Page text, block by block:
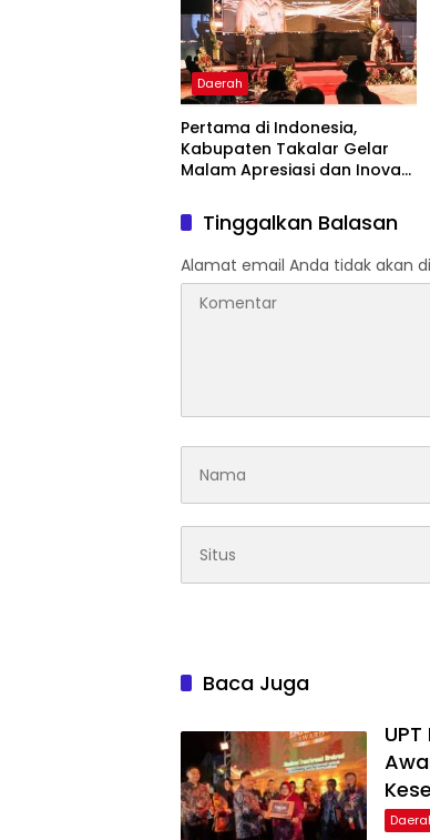
Daerah
Pertama di Indonesia,
Kabupaten Takalar Gelar
Malam Apresiasi dan Inovasi
Penghargaan bagi Pelayan
Publik Berprestasi
Tinggalkan Balasan
Alamat email Anda tidak akan
Baca Juga